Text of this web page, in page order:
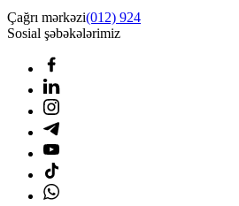
Çağrı mərkəzi(012) 924
Sosial şəbəkələrimiz